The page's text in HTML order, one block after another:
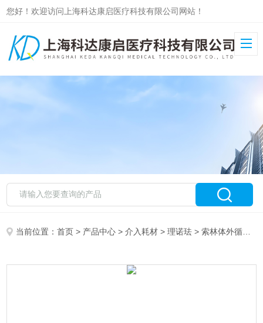
您好！欢迎访问上海科达康启医疗科技有限公司网站！
当前位置：首页 > 产品中心 >介入耗材 >理诺珐 > 索林体外循环管道成人型